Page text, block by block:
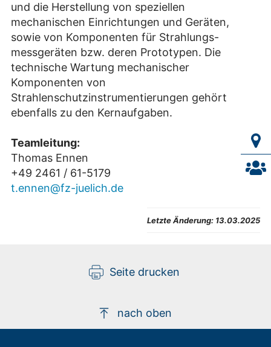
und die Herstellung von speziellen
mechanischen Einrichtungen und Geräten,
sowie von Komponenten für Strahlungs-
messgeräten bzw. deren Prototypen. Die
technische Wartung mechanischer
Komponenten von
Strahlenschutzinstrumentierungen gehört
ebenfalls zu den Kernaufgaben.
Teamleitung:
Thomas Ennen
+49 2461 / 61-5179
t.ennen@fz-juelich.de
Letzte Änderung: 13.03.2025
Seite drucken
nach oben